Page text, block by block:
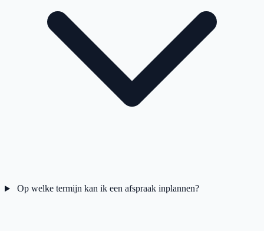
Op welke termijn kan ik een afspraak inplannen?